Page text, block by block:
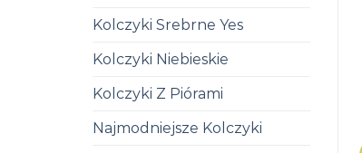
Kolczyki Srebrne Yes
Kolczyki Niebieskie
Kolczyki Z Piórami
Najmodniejsze Kolczyki